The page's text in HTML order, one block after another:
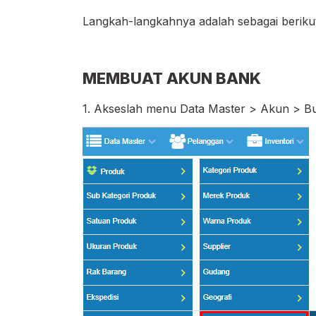
Langkah-langkahnya adalah sebagai
MEMBUAT AKUN BANK
1. Akseslah menu Data Master > Akun >